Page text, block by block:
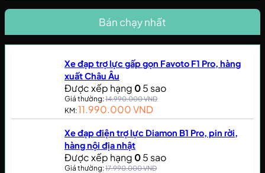
Bán chạy nhất
Xe đạp trợ lực gấp gọn Favoto F1 Pro, hàng
xuất Châu Âu
Được xếp hạng 05 sao
Giá thường:14.990.000VND
KM:11.990.000VND
Xe đạp điện trợ lực Diamon B1 Pro, pin rời,
hàng nội địa nhật
Được xếp hạng 05 sao
Giá thường:17.990.000VND